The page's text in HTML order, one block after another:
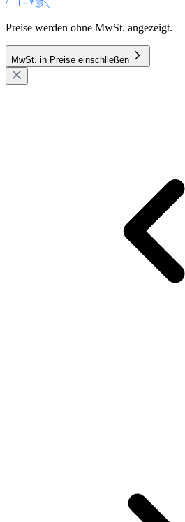
Preise werden ohne MwSt. angezeigt.
MwSt. in Preise einschließen